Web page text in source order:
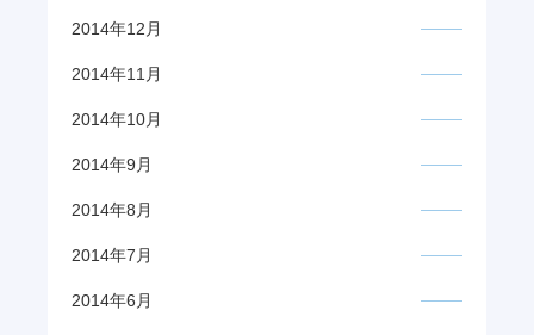
2014年12月
2014年11月
2014年10月
2014年9月
2014年8月
2014年7月
2014年6月